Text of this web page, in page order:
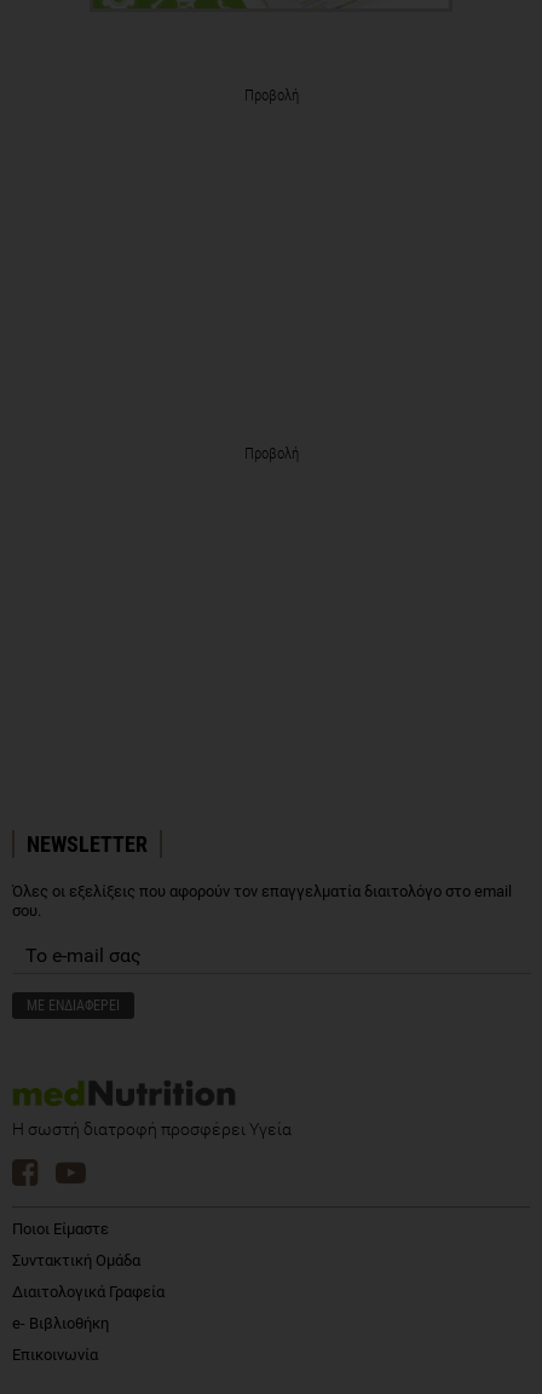
Προβολή
Προβολή
NEWSLETTER
Όλες οι εξελίξεις που αφορούν τον επαγγελματία διαιτολόγο στο email
σου.
Η σωστή διατροφή προσφέρει Υγεία
Ποιοι Είμαστε
Συντακτική Ομάδα
Διαιτολογικά Γραφεία
e- Βιβλιοθήκη
Επικοινωνία